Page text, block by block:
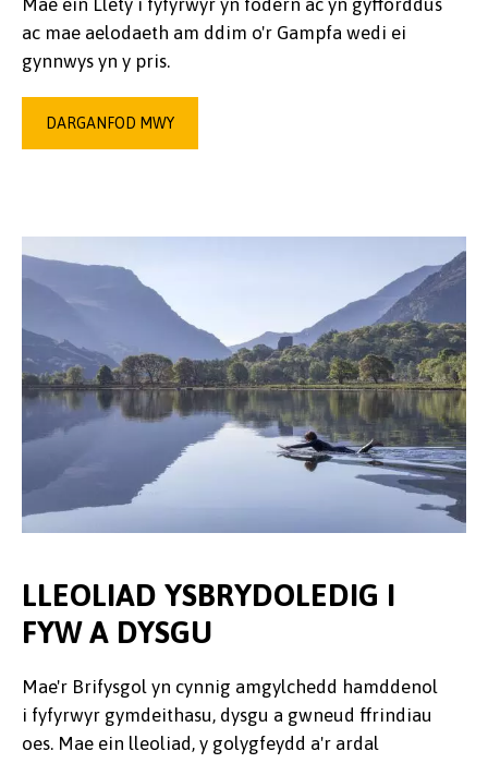
Mae ein Llety i fyfyrwyr yn fodern ac yn gyfforddus
ac mae aelodaeth am ddim o'r Gampfa wedi ei
gynnwys yn y pris.
DARGANFOD MWY
LLEOLIAD YSBRYDOLEDIG I
FYW A DYSGU
Mae'r Brifysgol yn cynnig amgylchedd hamddenol
i fyfyrwyr gymdeithasu, dysgu a gwneud ffrindiau
oes. Mae ein lleoliad, y golygfeydd a'r ardal